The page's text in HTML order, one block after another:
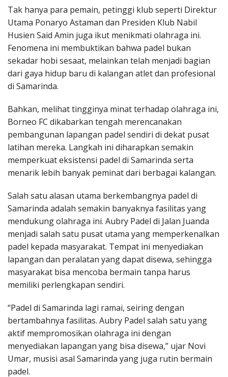
Tak hanya para pemain, petinggi klub seperti Direktur
Utama Ponaryo Astaman dan Presiden Klub Nabil
Husien Said Amin juga ikut menikmati olahraga ini.
Fenomena ini membuktikan bahwa padel bukan
sekadar hobi sesaat, melainkan telah menjadi bagian
dari gaya hidup baru di kalangan atlet dan profesional
di Samarinda.
Bahkan, melihat tingginya minat terhadap olahraga ini,
Borneo FC dikabarkan tengah merencanakan
pembangunan lapangan padel sendiri di dekat pusat
latihan mereka. Langkah ini diharapkan semakin
memperkuat eksistensi padel di Samarinda serta
menarik lebih banyak peminat dari berbagai kalangan.
Salah satu alasan utama berkembangnya padel di
Samarinda adalah semakin banyaknya fasilitas yang
mendukung olahraga ini. Aubry Padel di Jalan Juanda
menjadi salah satu pusat utama yang memperkenalkan
padel kepada masyarakat. Tempat ini menyediakan
lapangan dan peralatan yang dapat disewa, sehingga
masyarakat bisa mencoba bermain tanpa harus
memiliki perlengkapan sendiri.
“Padel di Samarinda lagi ramai, seiring dengan
bertambahnya fasilitas. Aubry Padel salah satu yang
aktif mempromosikan olahraga ini dengan
menyediakan lapangan yang bisa disewa,” ujar Novi
Umar, musisi asal Samarinda yang juga rutin bermain
padel.